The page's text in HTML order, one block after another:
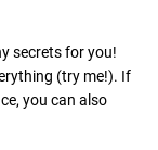
secrets for you!
(try me!). If
you can also